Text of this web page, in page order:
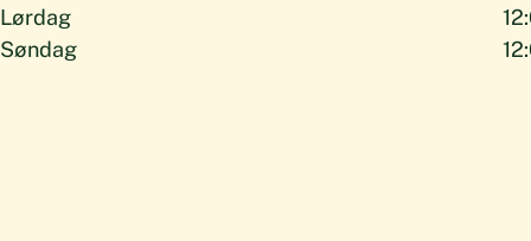
Lørdag
Søndag